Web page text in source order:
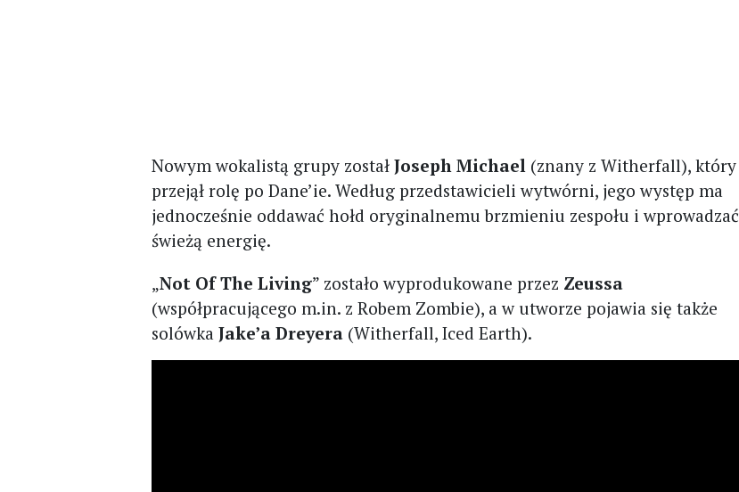
Nowym wokalistą grupy zostałJoseph Michael (znany z Witherfall), który
przejął rolę po Dane’ie. Według przedstawicieli wytwórni, jego występ ma
jednocześnie oddawać hołd oryginalnemu brzmieniu zespołu i wprowadzać
świeżą energię.
„Not Of The Living” zostało wyprodukowane przez Zeussa
(współpracującego m.in. z Robem Zombie), a w utworze pojawia się także
solówkaJake’a Dreyera (Witherfall, Iced Earth).